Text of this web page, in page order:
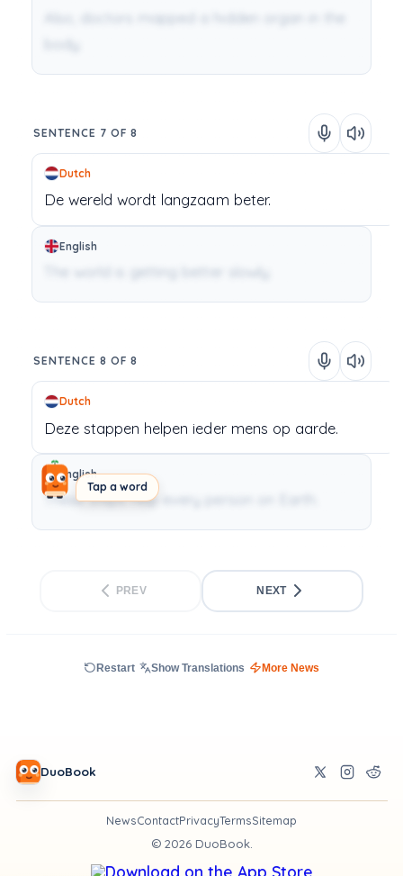
Tap a word
SENTENCE 7 OF 8
Dutch
De wereld wordt langzaam beter.
English
SENTENCE 8 OF 8
Dutch
Deze stappen helpen ieder mens op aarde.
English
These steps help every person on Earth.
PREV NEXT
Restart Show Translations More News
DuoBook
NewsContactPrivacyTermsSitemap
© 2026DuoBook.